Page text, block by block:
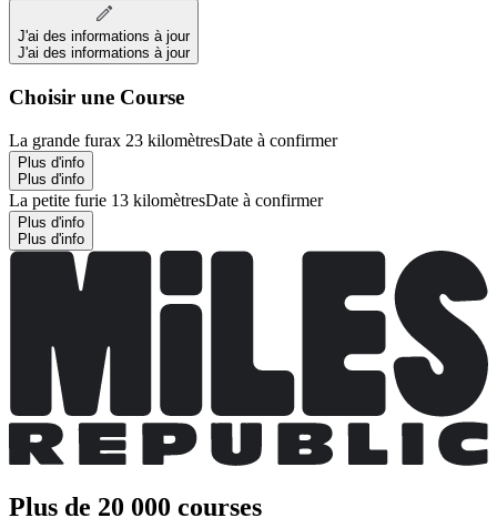
J'ai des informations à jour
J'ai des informations à jour
Choisir une Course
La grande furax 23 kilomètresDate à confirmer
Plus d'info
Plus d'info
La petite furie 13 kilomètresDate à confirmer
Plus d'info
Plus d'info
Plus de 20 000 courses